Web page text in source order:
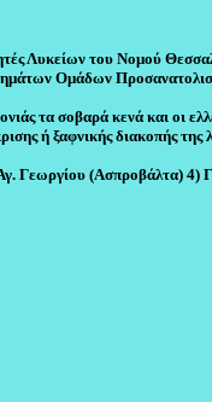
Λυκείων του Νομού
Ομάδων
τα σοβαρά κενά και οι
ή ξαφνικής διακοπής της
(Ασπροβάλτα) 4)